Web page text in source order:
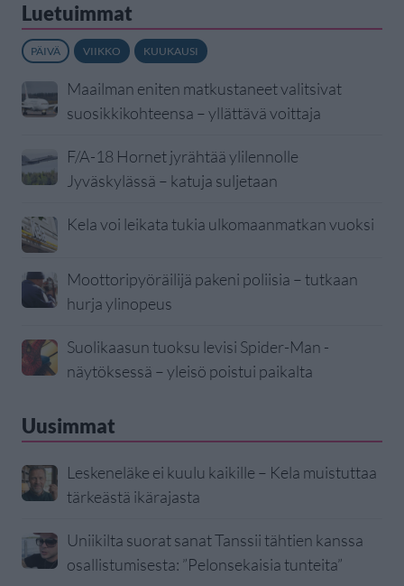
Luetuimmat
PÄIVÄ VIIKKO KUUKAUSI
Maailman eniten matkustaneet valitsivat
suosikkikohteensa – yllättävä voittaja
F/A-18 Hornet jyrähtää ylilennolle
Jyväskylässä – katuja suljetaan
Kela voi leikata tukia ulkomaanmatkan vuoksi
Moottoripyöräilijä pakeni poliisia – tutkaan
hurja ylinopeus
Suolikaasun tuoksu levisi Spider-Man -
näytöksessä – yleisö poistui paikalta
Uusimmat
Leskeneläke ei kuulu kaikille – Kela muistuttaa
tärkeästä ikärajasta
Uniikilta suorat sanat Tanssii tähtien kanssa
osallistumisesta: ”Pelonsekaisia tunteita”